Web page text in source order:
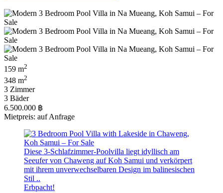
159 m2
348 m2
3 Zimmer
3 Bäder
6.500.000 ฿
Mietpreis: auf Anfrage
Diese 3-Schlafzimmer-Poolvilla liegt idyllisch am
Seeufer von Chaweng auf Koh Samui und verkörpert
mit ihrem unverwechselbaren Design im balinesischen
Stil ..
Erbpacht!